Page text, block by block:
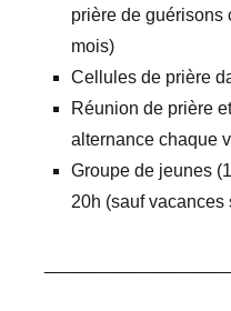
prière de guérisons
mois)
Cellules de prière
Réunion de prière
alternance chaque
Groupe de jeunes
20h (sauf vacances